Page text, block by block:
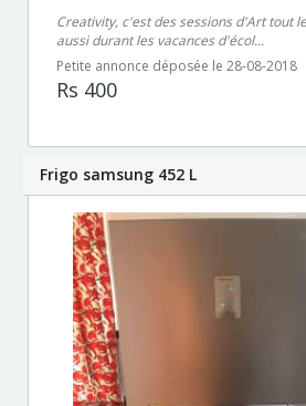
Creativity, c'est des sessions d'Art tout
aussi durant les vacances d'écol...
Petite annonce déposée le 28-08-2018
Rs 400
Frigo samsung 452 L